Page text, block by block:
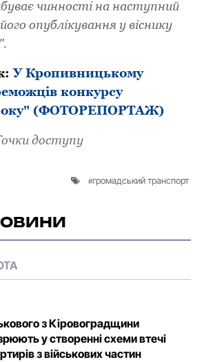
чинності на наступний
опублікування у віснику
У Кропивницькому
конкурсу
(ФОТОРЕПОРТАЖ)
доступу
громадський транспорт
з Кіровоградщини
у створенні схеми втечі
з військових частин